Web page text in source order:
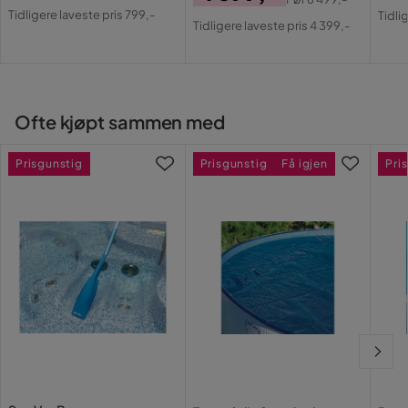
Pris
Original
Tidligere laveste pris 799,-
Pris
Original
Tidligere laveste pris 4 399,-
Ofte kjøpt sammen med
Prisgunstig Prisgunstig Få igjen